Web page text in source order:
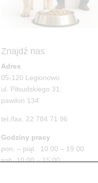
Znajdź nas
Adres
05-120 Legionowo
ul. Piłsudskiego 31,
pawilon 134
tel./fax. 22 784 71 96
Godziny pracy
pon. – piąt. 10.00 – 19.00
sob. 10.00 – 15.00